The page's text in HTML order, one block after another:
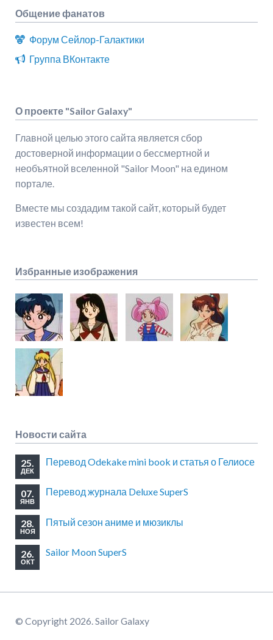
Общение фанатов
Форум Сейлор-Галактики
Группа ВКонтакте
О проекте "Sailor Galaxy"
Главной целью этого сайта является сбор
достоверной информации о бессмертной и
необъятной вселенной "Sailor Moon" на едином
портале.
Вместе мы создадим такой сайт, который будет
известен всем!
Избранные изображения
Новости сайта
25.
ДЕК
Перевод Odekake mini book и статья о Гелиосе
07.
ЯНВ
Перевод журнала Deluxe SuperS
28.
НОЯ
Пятый сезон аниме и мюзиклы
26.
ОКТ
Sailor Moon SuperS
© Copyright 2026. Sailor Galaxy